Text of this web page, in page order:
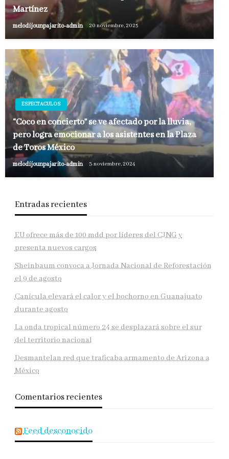
Martínez
melodijounpajarito-admin 20 noviembre, 2025
ESPECTACULOS
“Coco en concierto” se ve afectado por la lluvia,
pero logra emocionar a los asistentes en la Plaza
de Toros México
melodijounpajarito-admin 3 noviembre, 2024
Entradas recientes
EU ofrece más de 100 mdd por líderes del CJNG y
presenta nuevos cargos
Sheinbaum convoca a Jornada Nacional de Reforestación
el 9 de agosto
Canícula elevará el calor y el bochorno en Guanajuato
durante agosto
La onda tropical número 24 se desplazará sobre el sur
del territorio nacional
Desmantelan red que traficaba armamento de Arizona a
México
Comentarios recientes
Feed desconocido